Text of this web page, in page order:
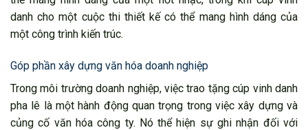
danh cho một cuộc thi thiết kế có thể mang hình dáng của
một công trình kiến trúc.
Góp phần xây dựng văn hóa doanh nghiệp
Trong môi trường doanh nghiệp, việc trao tặng cúp vinh danh
pha lê là một hành động quan trọng trong việc xây dựng và
củng cố văn hóa công ty. Nó thể hiện sự ghi nhận đối với